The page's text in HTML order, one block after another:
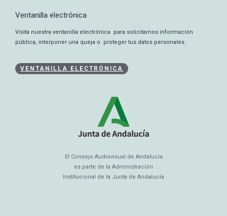
Ventanilla electrónica
Visita nuestra ventanilla electrónica para solicitarnos información
pública, interponer una queja o proteger tus datos personales.
VENTANILLA ELECTRÓNICA
El Consejo Audiovisual de Andalucía
es parte de la Administración
Institucional de la Junta de Andalucía